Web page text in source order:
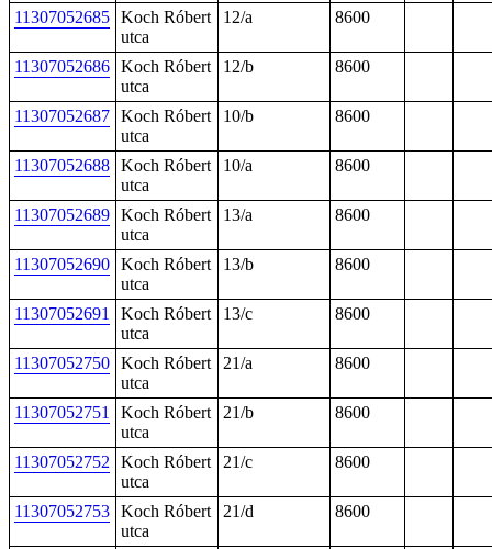
11307052685 Koch Róbert
utca
12/a 8600
11307052686 Koch Róbert
utca
12/b 8600
11307052687 Koch Róbert
utca
10/b 8600
11307052688 Koch Róbert
utca
10/a 8600
11307052689 Koch Róbert
utca
13/a 8600
11307052690 Koch Róbert
utca
13/b 8600
11307052691
Koch Róbert
utca
13/c 8600
11307052750 Koch Róbert
utca
21/a 8600
11307052751
Koch Róbert
utca
21/b 8600
11307052752
Koch Róbert
utca
21/c 8600
11307052753 Koch Róbert
utca
21/d 8600